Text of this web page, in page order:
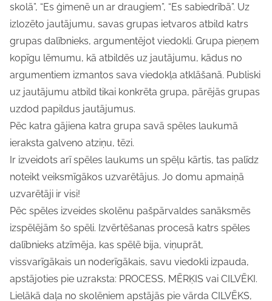
skolā”, “Es ģimenē un ar draugiem”, “Es sabiedrībā”. Uz
izlozēto jautājumu, savas grupas ietvaros atbild katrs
grupas dalībnieks, argumentējot viedokli. Grupa pieņem
kopīgu lēmumu, kā atbildēs uz jautājumu, kādus no
argumentiem izmantos sava viedokļa atklāšanā. Publiski
uz jautājumu atbild tikai konkrēta grupa, pārējās grupas
uzdod papildus jautājumus.
Pēc katra gājiena katra grupa savā spēles laukumā
ieraksta galveno atziņu, tēzi.
Ir izveidots arī spēles laukums un spēļu kārtis, tas palīdz
noteikt veiksmīgākos uzvarētājus. Jo domu apmaiņā
uzvarētāji ir visi!
Pēc spēles izveides skolēnu pašpārvaldes sanāksmēs
izspēlējām šo spēli. Izvērtēšanas procesā katrs spēles
dalībnieks atzīmēja, kas spēlē bija, viņuprāt,
vissvarīgākais un noderīgākais, savu viedokli izpauda,
apstājoties pie uzraksta: PROCESS, MĒRĶIS vai CILVĒKI.
Lielākā daļa no skolēniem apstājās pie vārda CILVĒKS,